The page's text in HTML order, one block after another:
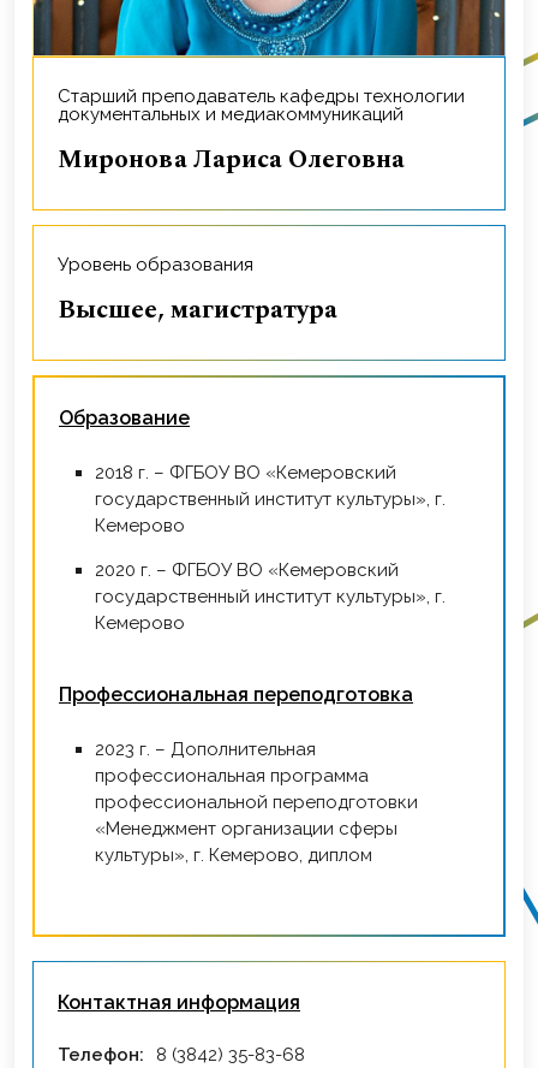
Старший преподаватель кафедры технологии
документальных и медиакоммуникаций
Миронова Лариса Олеговна
Уровень образования
Высшее, магистратура
Образование
2018 г. – ФГБОУ ВО «Кемеровский
государственный институт культуры», г.
Кемерово
2020 г. – ФГБОУ ВО «Кемеровский
государственный институт культуры», г.
Кемерово
Профессиональная переподготовка
2023 г. – Дополнительная
профессиональная программа
профессиональной переподготовки
«Менеджмент организации сферы
культуры», г. Кемерово, диплом
Контактная информация
Телефон:
8 (3842) 35-83-68